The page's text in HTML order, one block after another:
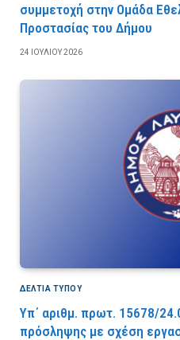
συμμετοχή στην Ομάδα
Προστασίας του Δήμου
24 ΙΟΥΛΊΟΥ 2026
ΔΕΛΤΙΑ ΤΥΠΟΥ
Υπ΄ αριθμ. πρωτ. 15678/
πρόσληψης με σχέση